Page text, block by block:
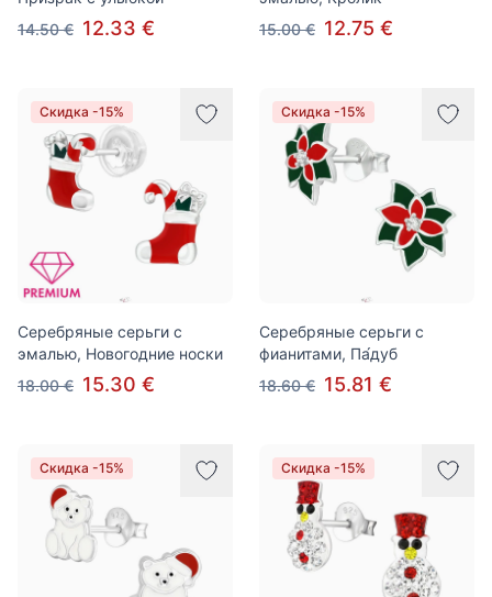
14.50 € 12.33 €
15.00 € 12.75 €
Скидка -15%
Серебряные серьги с
эмалью, Новогодние носки
18.00 € 15.30 €
Скидка -15%
Серебряные серьги с
фианитами, Па́дуб
18.60 € 15.81 €
Скидка -15% Скидка -15%